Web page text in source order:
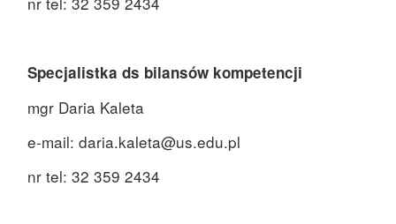
Specjalistka ds bilansów kompetencji
mgr Daria Kaleta
e-mail: daria.kaleta@us.edu.pl
nr tel: 32 359 2434